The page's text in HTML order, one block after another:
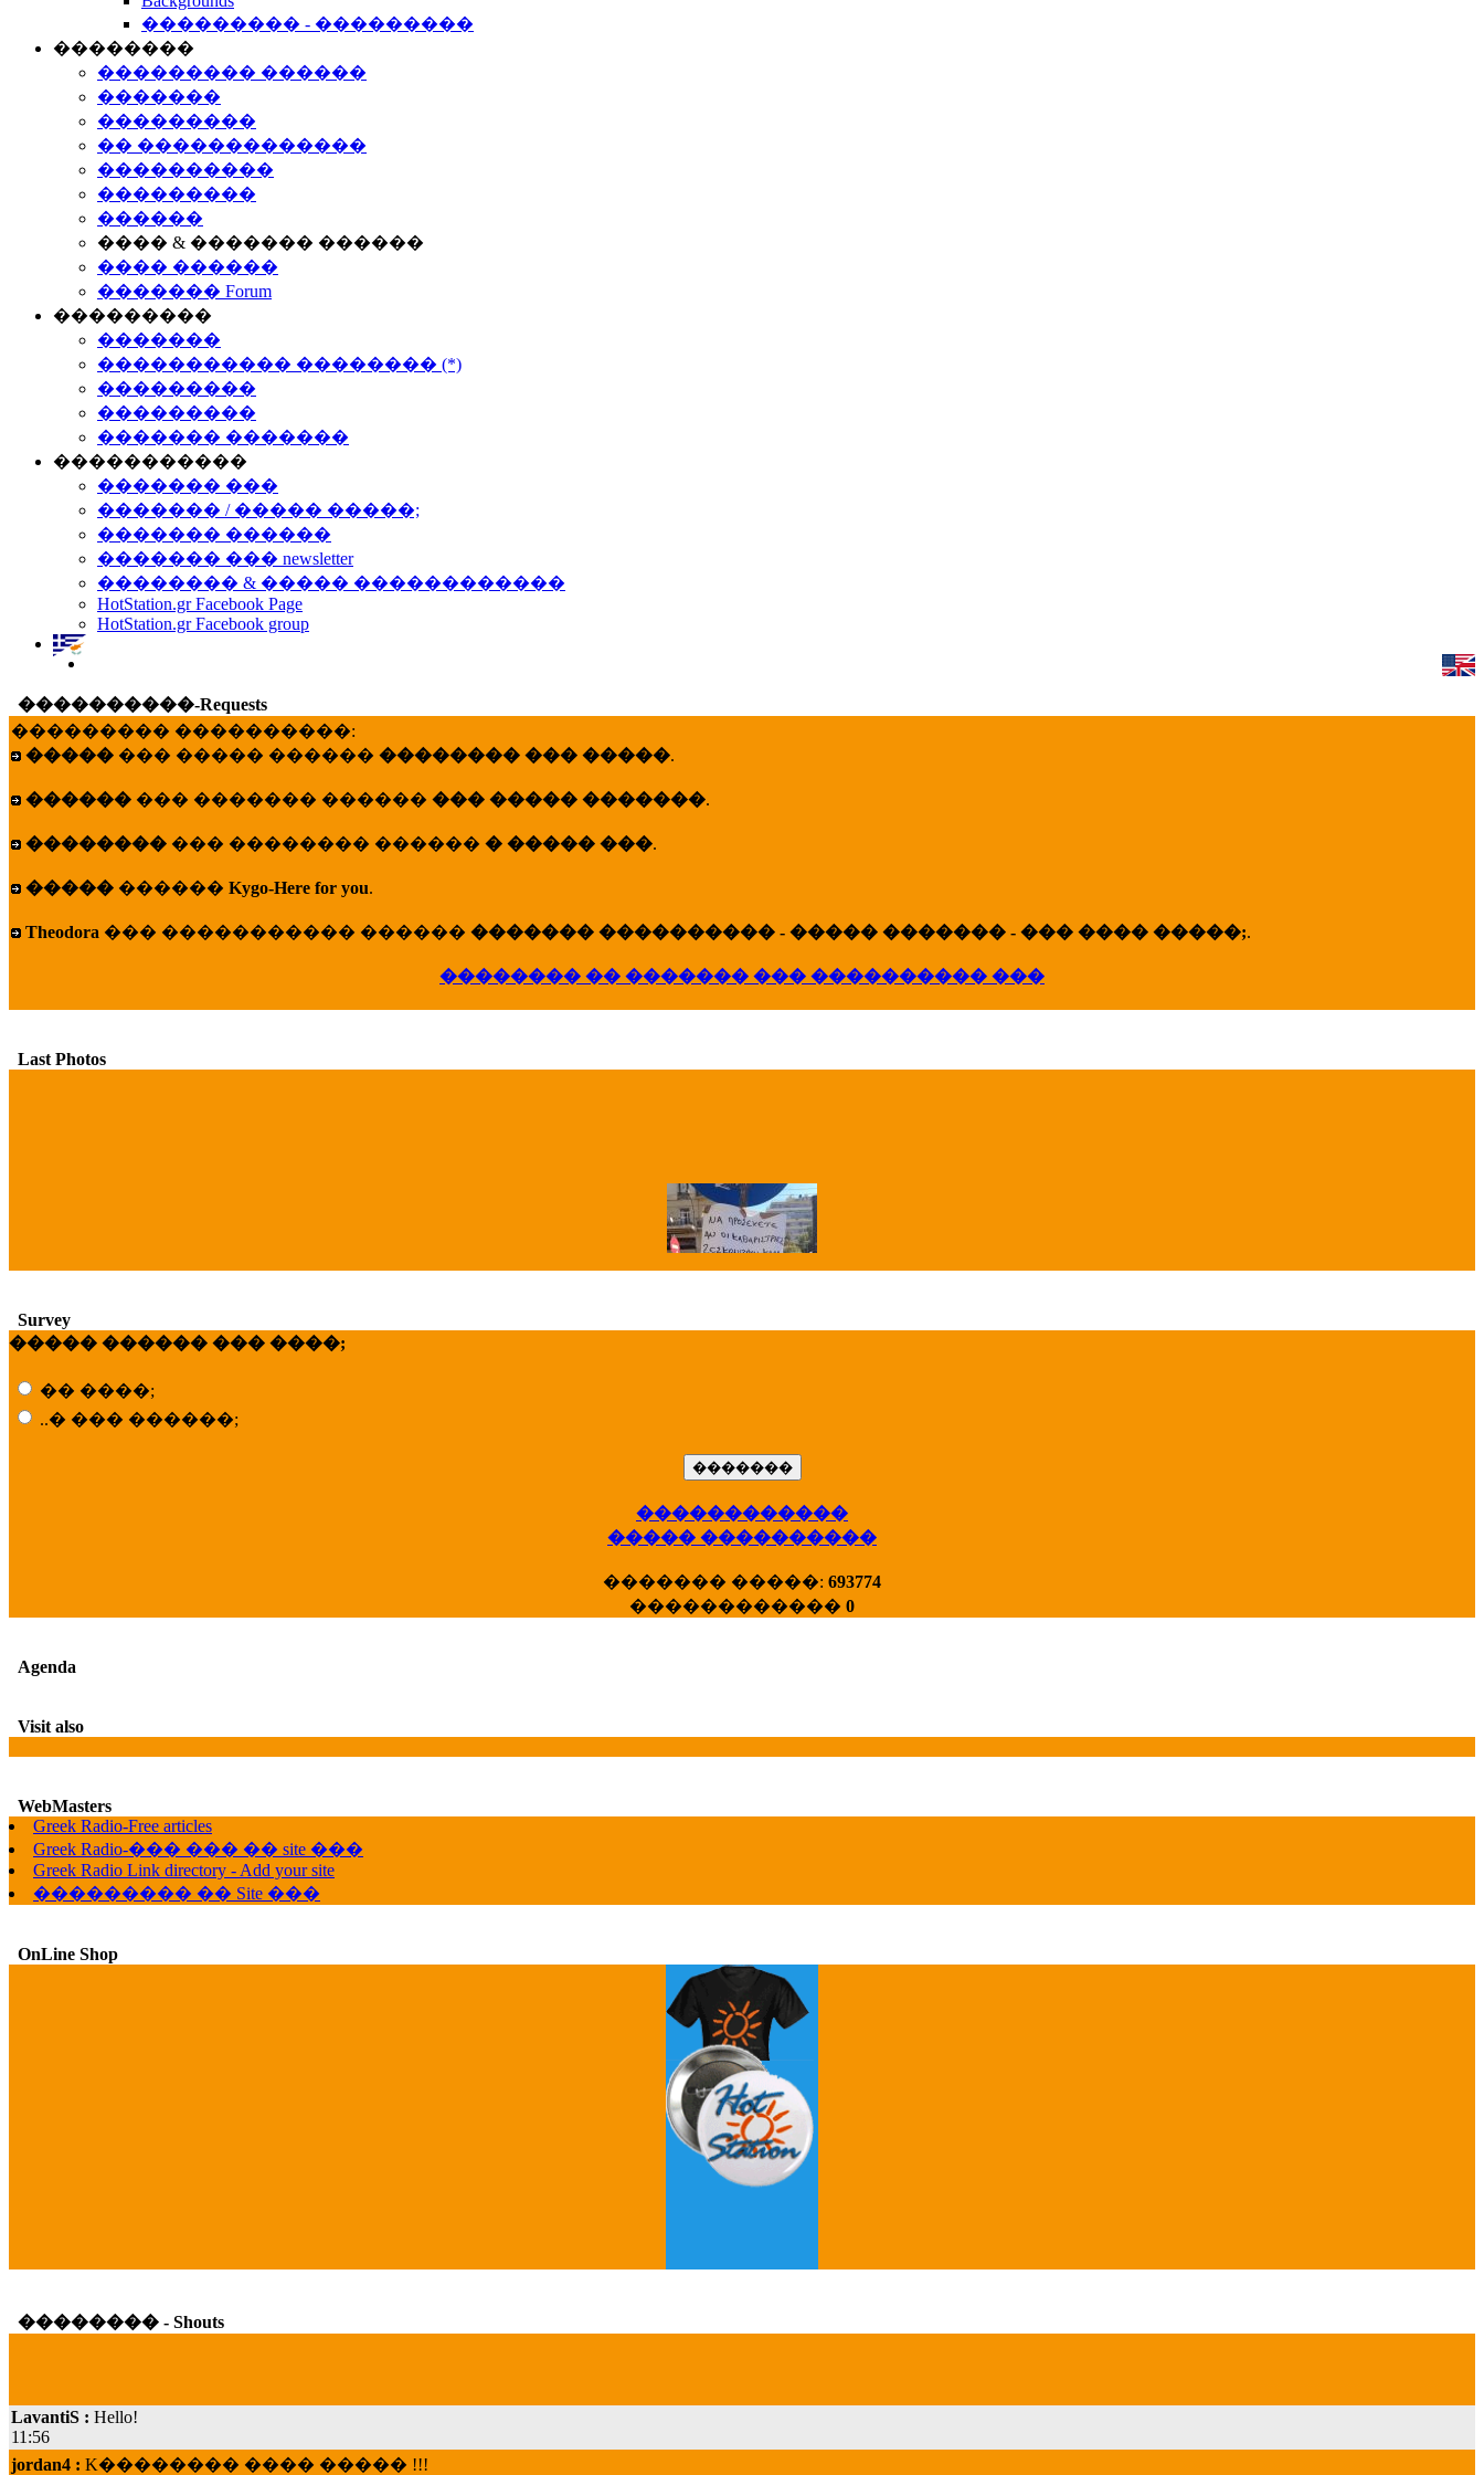
��������� - ���������
��������
��������� ������
�������
���������
�� �������������
����������
���������
������
���� & ������� ������
���� ������
������� Forum
���������
�������
����������� �������� (*)
���������
���������
������� �������
�����������
������� ���
������� / ����� �����;
������� ������
������� ��� newsletter
�������� & ����� ������������
HotStation.gr Facebook Page
HotStation.gr Facebook group
����������-Requests
��������� ����������:
����� ��� ����� ������ �������� ��� �����.
������ ��� ������� ������ ��� ����� �������.
�������� ��� �������� ������ � ����� ���.
����� ������ Kygo-Here for you.
Theodora ��� ����������� ������ ������� ���������� - ����� ������� - ��� ���� �����;.
�������� �� ������� ��� ���������� ���
Last Photos
X�����
����� HotStat
...
Grey's Anatomy
Survey
����� ������ ��� ����;
�� ����;
..� ��� ������;
������������
����� ����������
������� �����: 693774
������������ 0
Agenda
Visit also
WebMasters
Greek Radio-Free articles
Greek Radio-��� ��� �� site ���
Greek Radio Link directory - Add your site
��������� �� Site ���
OnLine Shop
�������� - Shouts
11:56
jordan4 :K�������� ���� ����� !!!
19:45